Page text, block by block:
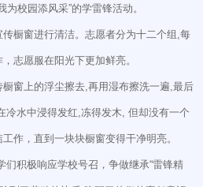
(新校区)
校园添风采”的学雷锋活动。
橱窗进行清洁。志愿者分为十二个组,每
志愿服在阳光下更加鲜亮。
窗上的浮尘擦去,再用湿布擦洗一遍,最后
冷水中浸得发红,冻得发木, 但却没有一个
作，直到一块块橱窗变得干净明亮。
们积极响应学校号召，争做继承“雷锋精